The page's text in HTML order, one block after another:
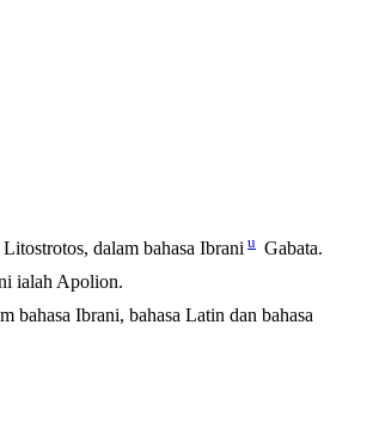
dalam bahasa Ibrani u Gabata.
ialah Apolion.
bahasa Ibrani, bahasa Latin dan bahasa